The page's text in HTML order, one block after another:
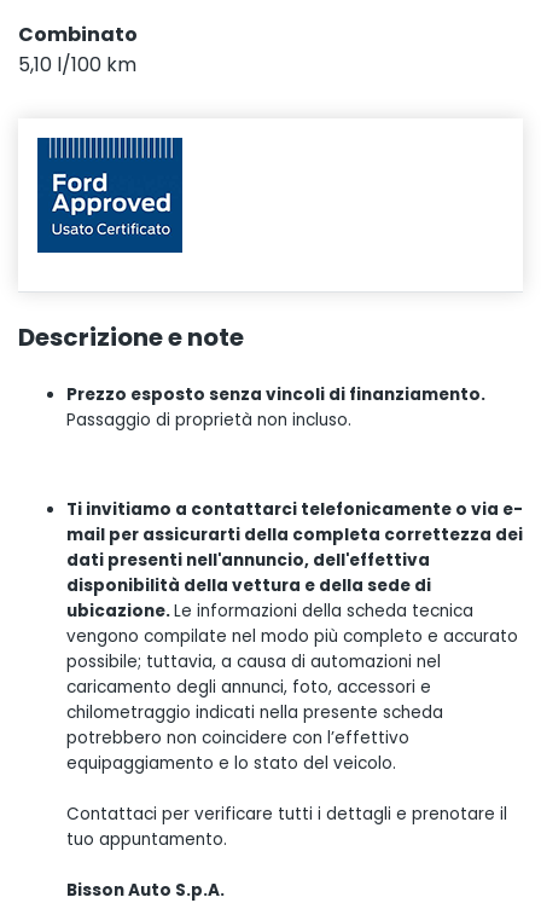
Combinato
5,10 l/100 km
Descrizione e note
Prezzo esposto senza vincoli di finanziamento.
Passaggio di proprietà non incluso.
Ti invitiamo a contattarci telefonicamente o via e-
mail per assicurarti della completa correttezza dei
dati presenti nell'annuncio, dell'effettiva
disponibilità della vettura e della sede di
ubicazione.Le informazioni della scheda tecnica
vengono compilate nel modo più completo e accurato
possibile; tuttavia, a causa di automazioni nel
caricamento degli annunci, foto, accessori e
chilometraggio indicati nella presente scheda
potrebbero non coincidere con l’effettivo
equipaggiamento e lo stato del veicolo.
Contattaci per verificare tutti i dettagli e prenotare il
tuo appuntamento.
Bisson Auto S.p.A.